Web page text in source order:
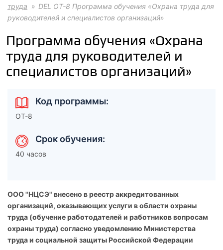
труда
DEL ОТ-8 Программа обучения «Охрана труда для
руководителей и специалистов организаций»
Программа обучения «Охрана
труда для руководителей и
специалистов организаций»
Код программы:
ОТ-8
Срок обучения:
40 часов
ООО "НЦСЭ" внесено в реестр аккредитованных
организаций, оказывающих услуги в области охраны
труда (обучение работодателей и работников вопросам
охраны труда) согласно уведомлению Министерства
труда и социальной защиты Российской Федерации